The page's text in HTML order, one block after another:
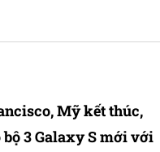
Mỹ kết thúc,
3 Galaxy S mới với